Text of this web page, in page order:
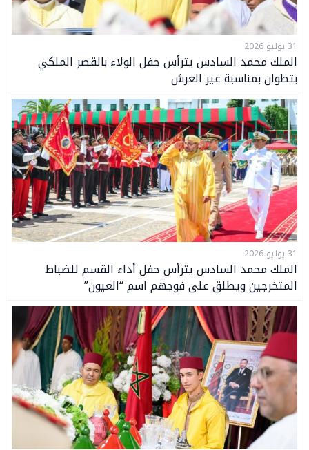
31 يوليو 2026
الملك محمد السادس يترأس حفل الولاء بالقصر الملكي
بتطوان بمناسبة عير العرش
31 يوليو 2026
الملك محمد السادس يترأس حفل أداء القسم للضباط
المتخرجين ويطلق على فوجهم اسم “العيون”